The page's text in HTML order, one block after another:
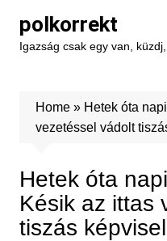
content
polkorrekt
Igazság csak egy van,
Home» Hetek óta
vezetéssel vádolt
Hetek óta
Késik az ittas
tiszás